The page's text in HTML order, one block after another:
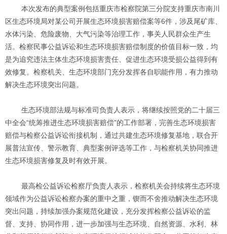
本次发布的典型案例包括重庆市检察院第三分院支持重庆市南川
区生态环境局对某公司开展生态环境损害赔偿案等6件，涉及尾矿库、
水体污染、危险废物、大气污染等治理工作，事关人民群众生产生
活。检察民事公益诉讼和生态环境损害赔偿制度的价值目标一致，均
是为追究违法主体生态环境损害责任、促进生态环境受损公益得到有
效修复。检察机关、生态环境部门充分发挥各自职能作用，有力推动
解决生态环境突出问题。
生态环境部法规与标准司负责人表示，将继续按照党的二十届三
中全会“统筹推进生态环境损害赔偿”的工作部署，完善生态环境损害
赔偿与检察公益诉讼衔接机制，通过共建生态环境修复基地，联合开
展普法宣传、警示教育、典型案例评选等工作，与检察机关协同推进
生态环境损害修复及时有效开展。
最高检公益诉讼检察厅负责人表示，检察机关会持续将生态环境
领域作为公益诉讼检察办案的重中之重，锲而不舍推动解决生态环境
突出问题，持续加强办案规范化建设，充分发挥检察公益诉讼的监
督、支持、协同作用，进一步加强与生态环境、自然资源、水利、林